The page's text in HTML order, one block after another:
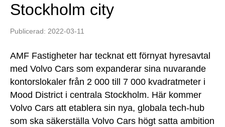
Stockholm city
Publicerad: 2022-03-11
AMF Fastigheter har tecknat ett förnyat hyresavtal
med Volvo Cars som expanderar sina nuvarande
kontorslokaler från 2 000 till 7 000 kvadratmeter i
Mood District i centrala Stockholm. Här kommer
Volvo Cars att etablera sin nya, globala tech-hub
som ska säkerställa Volvo Cars högt satta ambition